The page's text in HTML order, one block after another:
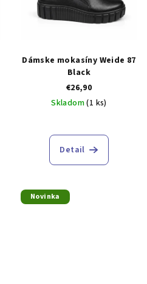
Dámske mokasíny Weide 87
Black
€26,90
Skladom(1 ks)
Detail
Novinka